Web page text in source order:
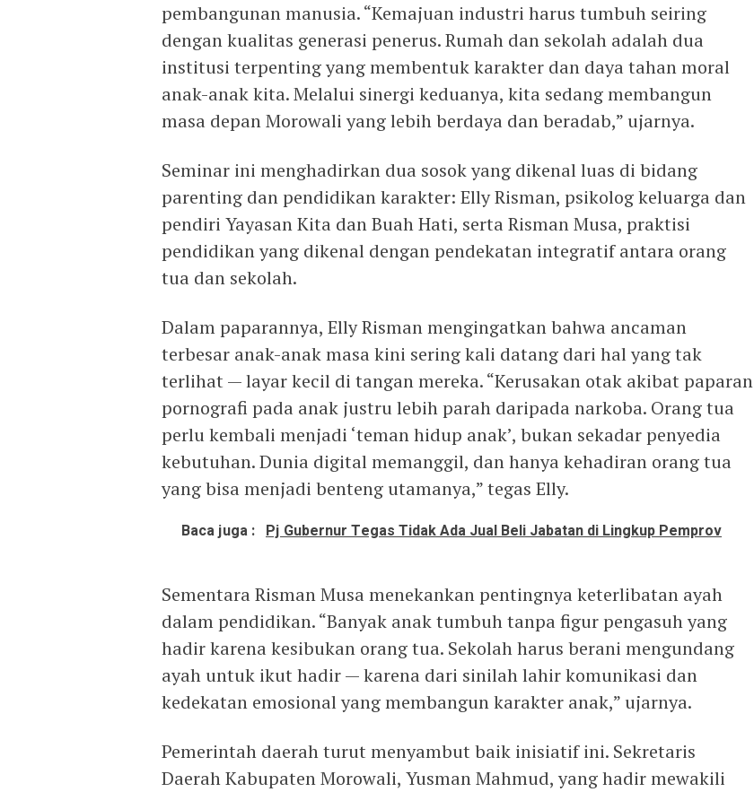
pembangunan manusia. “Kemajuan industri harus tumbuh seiring
dengan kualitas generasi penerus. Rumah dan sekolah adalah dua
institusi terpenting yang membentuk karakter dan daya tahan moral
anak-anak kita. Melalui sinergi keduanya, kita sedang membangun
masa depan Morowali yang lebih berdaya dan beradab,” ujarnya.
Seminar ini menghadirkan dua sosok yang dikenal luas di bidang
parenting dan pendidikan karakter: Elly Risman, psikolog keluarga dan
pendiri Yayasan Kita dan Buah Hati, serta Risman Musa, praktisi
pendidikan yang dikenal dengan pendekatan integratif antara orang
tua dan sekolah.
Dalam paparannya, Elly Risman mengingatkan bahwa ancaman
terbesar anak-anak masa kini sering kali datang dari hal yang tak
terlihat — layar kecil di tangan mereka. “Kerusakan otak akibat paparan
pornografi pada anak justru lebih parah daripada narkoba. Orang tua
perlu kembali menjadi ‘teman hidup anak’, bukan sekadar penyedia
kebutuhan. Dunia digital memanggil, dan hanya kehadiran orang tua
yang bisa menjadi benteng utamanya,” tegas Elly.
Baca juga : Pj Gubernur Tegas Tidak Ada Jual Beli Jabatan di Lingkup Pemprov
Sementara Risman Musa menekankan pentingnya keterlibatan ayah
dalam pendidikan. “Banyak anak tumbuh tanpa figur pengasuh yang
hadir karena kesibukan orang tua. Sekolah harus berani mengundang
ayah untuk ikut hadir — karena dari sinilah lahir komunikasi dan
kedekatan emosional yang membangun karakter anak,” ujarnya.
Pemerintah daerah turut menyambut baik inisiatif ini. Sekretaris
Daerah Kabupaten Morowali, Yusman Mahmud, yang hadir mewakili